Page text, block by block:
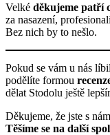
Velké děkujeme patří
za nasazení,
Bez nich by to nešlo.
Pokud se vám u nás
podělíte formou
dělat Stodolu ještě
Děkujeme, že jste s
Těšíme se na další